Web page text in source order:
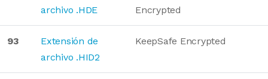
archivo .HDE
Encrypted
93
Extensión de
archivo .HID2
KeepSafe Encrypted